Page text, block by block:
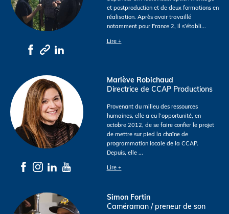
et postproduction et de deux formations en
réalisation. Après avoir travaillé
notamment pour France 2, il s’établi...
Lire +
Mariève Robichaud
Directrice de CCAP Productions
Provenant du milieu des ressources
humaines, elle a eu l’opportunité, en
octobre 2012, de se faire confier le projet
de mettre sur pied la chaîne de
programmation locale de la CCAP.
Depuis, elle ...
Lire +
Simon Fortin
Caméraman / preneur de son